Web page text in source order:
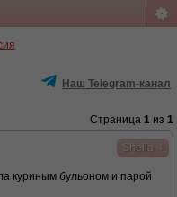
Наш Telegram-канал
Страница 1 из 1
Sheila
куриным бульоном и парой